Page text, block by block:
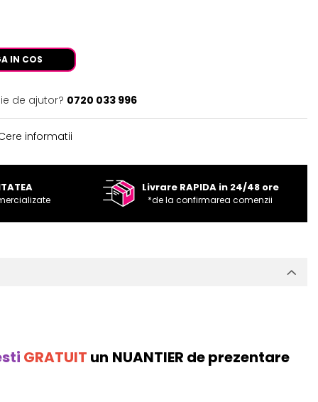
IN COS
de ajutor? 0720 033 996
informatii
Livrare RAPIDA in 24/48 ore
*de la confirmarea comenzii
GRATUIT un NUANTIER de prezentare